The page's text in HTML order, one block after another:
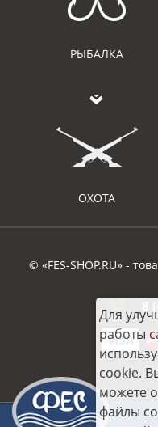
РЫБАЛКА
ОХОТА
© «FES-SHOP.RU» -
Для
работы
cookie.
можете
файлы